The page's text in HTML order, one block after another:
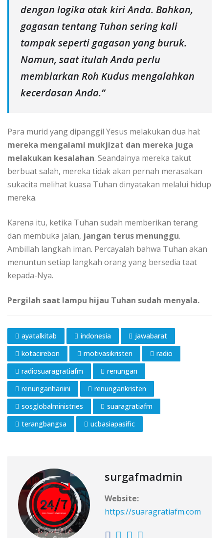
dengan logika otak kiri Anda. Bahkan,
gagasan tentang Tuhan sering kali
tampak seperti gagasan yang buruk.
Namun, saat itulah Anda perlu
membiarkan Roh Kudus mengalahkan
kecerdasan Anda.”
Para murid yang dipanggil Yesus melakukan dua hal:
mereka mengalami mukjizat dan mereka juga
melakukan kesalahan. Seandainya mereka takut
berbuat salah, mereka tidak akan pernah merasakan
sukacita melihat kuasa Tuhan dinyatakan melalui hidup
mereka.
Karena itu, ketika Tuhan sudah memberikan terang
dan membuka jalan, jangan terus menunggu.
Ambillah langkah iman. Percayalah bahwa Tuhan akan
menuntun setiap langkah orang yang bersedia taat
kepada-Nya.
Pergilah saat lampu hijau Tuhan sudah menyala.
ayatalkitab indonesia
jawabarat
kotacirebon
motivasikristen
radio
radiosuaragratiafm
renungan
renunganhariini
renungankristen
sosglobalministries
suaragratiafm
terangbangsa
ucbasiapasific
surgafmadmin
Website:
https://suaragratiafm.com